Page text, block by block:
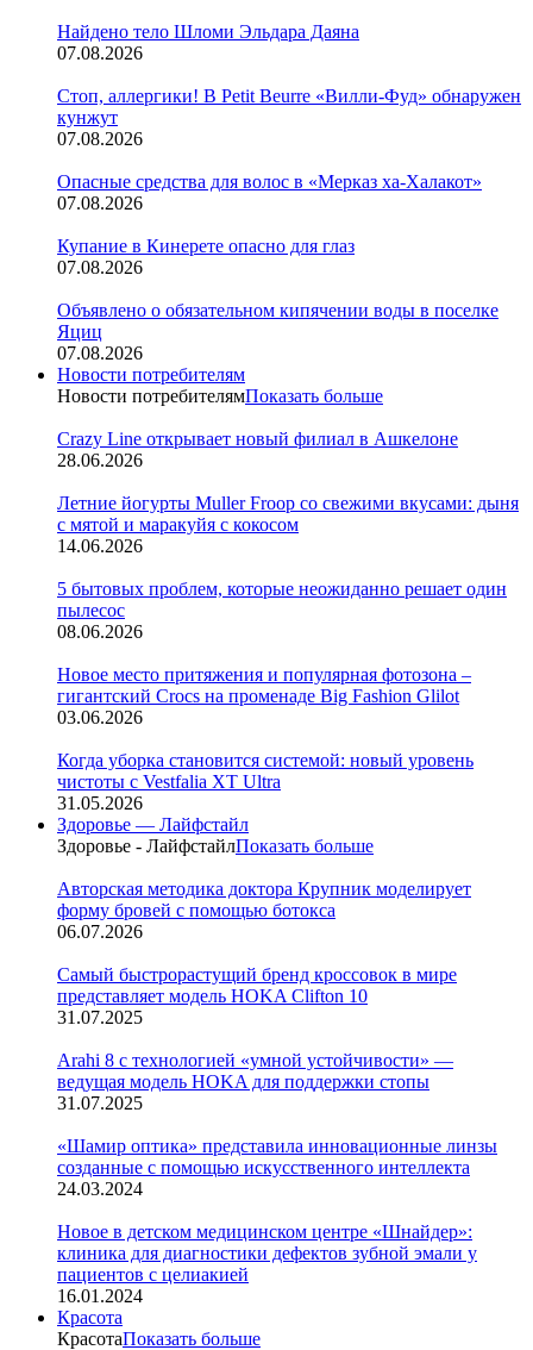
Найдено тело Шломи Эльдара Даяна
07.08.2026
Стоп, аллергики! В Petit Beurre «Вилли-Фуд» обнаружен
кунжут
07.08.2026
Опасные средства для волос в «Мерказ ха-Халакот»
07.08.2026
Купание в Кинерете опасно для глаз
07.08.2026
Объявлено о обязательном кипячении воды в поселке
Яциц
07.08.2026
Новости потребителям
Новости потребителямПоказать больше
Crazy Line открывает новый филиал в Ашкелоне
28.06.2026
Летние йогурты Muller Froop со свежими вкусами: дыня
с мятой и маракуйя с кокосом
14.06.2026
5 бытовых проблем, которые неожиданно решает один
пылесос
08.06.2026
Новое место притяжения и популярная фотозона –
гигантский Crocs на променаде Big Fashion Glilot
03.06.2026
Когда уборка становится системой: новый уровень
чистоты с Vestfalia XT Ultra
31.05.2026
Здоровье — Лайфстайл
Здоровье - ЛайфстайлПоказать больше
Авторская методика доктора Крупник моделирует
форму бровей с помощью ботокса
06.07.2026
Cамый быстрорастущий бренд кроссовок в мире
представляет модель HOKA Clifton 10
31.07.2025
Arahi 8 c технологией «умной устойчивости» —
ведущая модель HOKA для поддержки стопы
31.07.2025
«Шамир оптика» представила инновационные линзы
созданные с помощью искусственного интеллекта
24.03.2024
Новое в детском медицинском центре «Шнайдер»:
клиника для диагностики дефектов зубной эмали у
пациентов с целиакией
16.01.2024
Красота
КрасотаПоказать больше